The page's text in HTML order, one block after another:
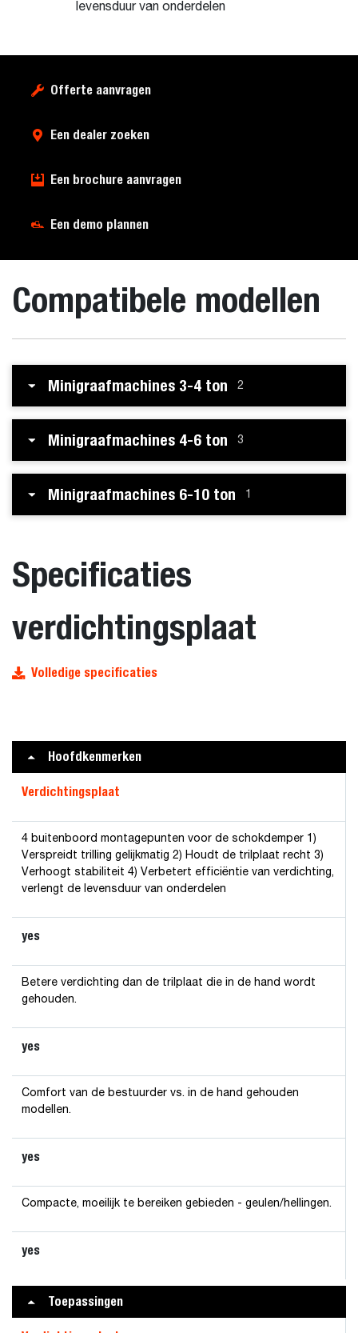
levensduur van onderdelen
Offerte aanvragen
Een dealer zoeken
Een brochure aanvragen
Een demo plannen
Compatibele modellen
Minigraafmachines 3-4 ton 2
Minigraafmachines 4-6 ton 3
Minigraafmachines 6-10 ton 1
Specificaties
verdichtingsplaat
Volledige specificaties
Hoofdkenmerken
Verdichtingsplaat
4 buitenboord montagepunten voor de schokdemper 1)
Verspreidt trilling gelijkmatig 2) Houdt de trilplaat recht 3)
Verhoogt stabiliteit 4) Verbetert efficiëntie van verdichting,
verlengt de levensduur van onderdelen
yes
Betere verdichting dan de trilplaat die in de hand wordt
gehouden.
yes
Comfort van de bestuurder vs. in de hand gehouden
modellen.
yes
Compacte, moeilijk te bereiken gebieden - geulen/hellingen.
yes
Toepassingen